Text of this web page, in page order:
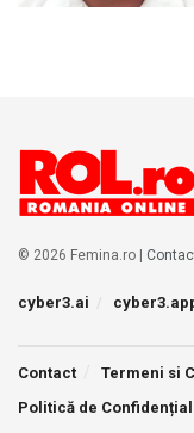
© 2026 Femina.ro |
cyber3.ai
Contact Termeni si
Politică de